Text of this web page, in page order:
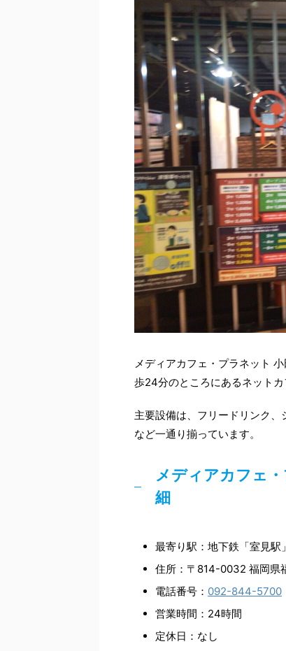
メディアカフェ・プラネット
歩24分のところにあるネットカ
主要設備は、フリードリンク
など一通り揃っています。
メディアカフェ
細
最寄り駅：地下鉄「室見
住所：〒814-0032 福岡県
電話番号： 092-844-5700
営業時間：24時間
定休日：なし